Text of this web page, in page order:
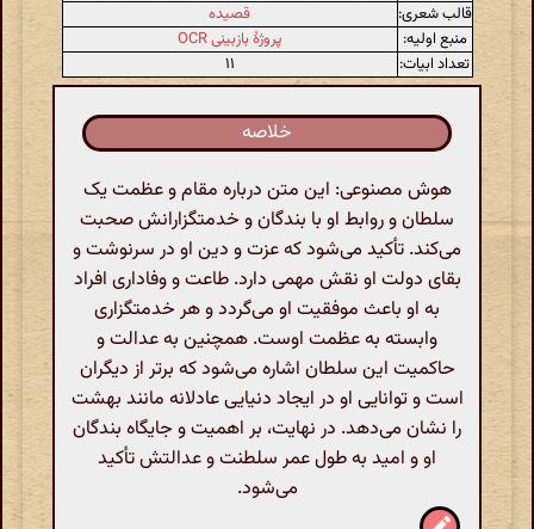
قالب شعری:
قصیده
منبع اولیه:
پروژهٔ بازبینی OCR
تعداد ابیات:
۱۱
خلاصه
هوش مصنوعی: این متن درباره مقام و عظمت یک
سلطان و روابط او با بندگان و خدمتگزارانش صحبت
می‌کند. تأکید می‌شود که عزت و دین او در سرنوشت و
بقای دولت او نقش مهمی دارد. طاعت و وفاداری افراد
به او باعث موفقیت او می‌گردد و هر خدمتگزاری
وابسته به عظمت اوست. همچنین به عدالت و
حاکمیت این سلطان اشاره می‌شود که برتر از دیگران
است و توانایی او در ایجاد دنیایی عادلانه مانند بهشت
را نشان می‌دهد. در نهایت، بر اهمیت و جایگاه بندگان
او و امید به طول عمر سلطنت و عدالتش تأکید
می‌شود.